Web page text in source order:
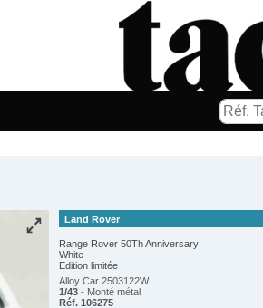
Land Rover
Range Rover 50Th Anniversary
White
Edition limitée
Alloy Car 2503122W
1/43 - Monté métal
Réf. 106275